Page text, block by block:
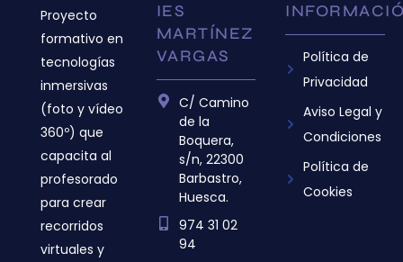
Proyecto
formativo en
tecnologías
inmersivas
(foto y vídeo
360º) que
capacita al
profesorado
para crear
recorridos
virtuales y
IES
MARTÍNEZ
VARGAS
C/ Camino
de la
Boquera,
s/n, 22300
Barbastro,
Huesca.
974 31 02
94
Política de
Privacidad
Aviso Legal y
Condiciones
Política de
Cookies